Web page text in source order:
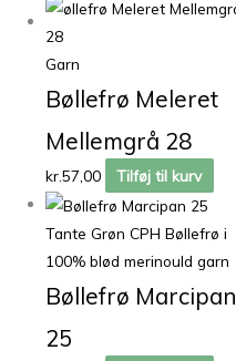
Garn
Bøllefrø Meleret
Mellemgrå 28
kr.57,00 Tilføj til kurv
Tante Grøn CPH Bøllefrø i
100% blød merinould garn
Bøllefrø Marcipan
25